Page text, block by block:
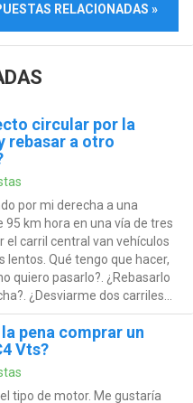
RELACIONADAS »
circular por la
rebasar a otro
por mi derecha a una
95 km hora en una vía de tres
el carril central van vehículos
lentos. Qué tengo que hacer,
quiero pasarlo?. ¿Rebasarlo
¿Desviarme dos carriles...
pena comprar un
Vts?
tipo de motor. Me gustaría